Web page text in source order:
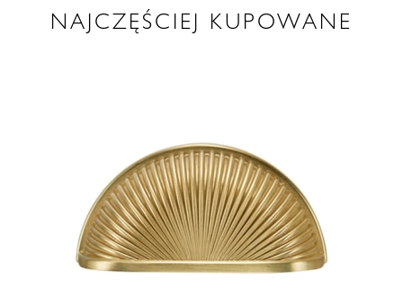
NAJCZĘŚCIEJ KUPOWANE